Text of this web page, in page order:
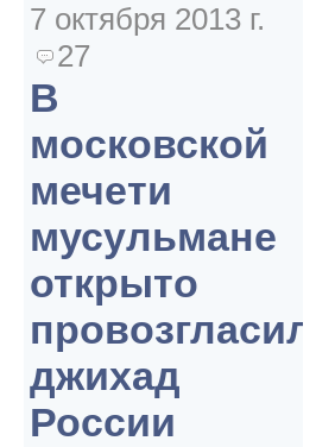
7 октября 2013 г.
27
В
московской
мечети
мусульмане
открыто
провозгласили
джихад
России